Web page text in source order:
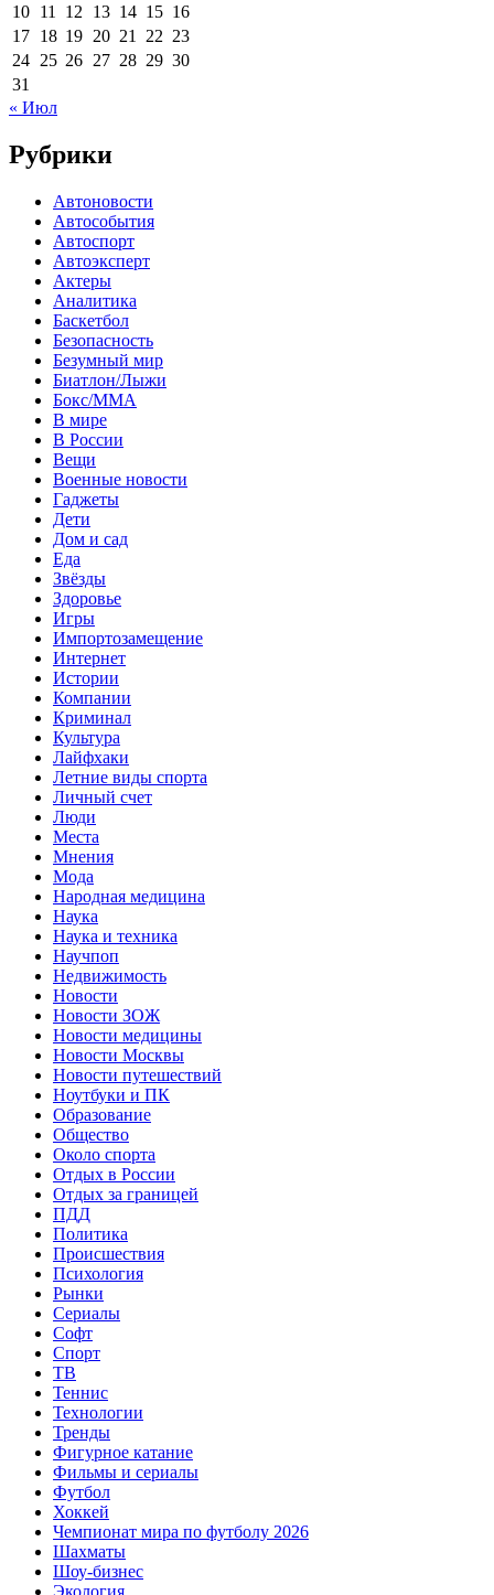
10 11 12 13 14 15 16
17 18 19 20 21 22 23
24 25 26 27 28 29 30
31
« Июл
Рубрики
Автоновости
Автособытия
Автоспорт
Автоэксперт
Актеры
Аналитика
Баскетбол
Безопасность
Безумный мир
Биатлон/Лыжи
Бокс/MMA
В мире
В России
Вещи
Военные новости
Гаджеты
Дети
Дом и сад
Еда
Звёзды
Здоровье
Игры
Импортозамещение
Интернет
Истории
Компании
Криминал
Культура
Лайфхаки
Летние виды спорта
Личный счет
Люди
Места
Мнения
Мода
Народная медицина
Наука
Наука и техника
Научпоп
Недвижимость
Новости
Новости ЗОЖ
Новости медицины
Новости Москвы
Новости путешествий
Ноутбуки и ПК
Образование
Общество
Около спорта
Отдых в России
Отдых за границей
ПДД
Политика
Происшествия
Психология
Рынки
Сериалы
Софт
Спорт
ТВ
Теннис
Технологии
Тренды
Фигурное катание
Фильмы и сериалы
Футбол
Хоккей
Чемпионат мира по футболу 2026
Шахматы
Шоу-бизнес
Экология